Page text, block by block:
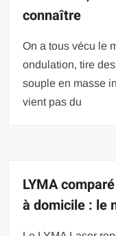
connaître
On a tous vécu le
ondulation, tire
souple en masse
vient pas du
LYMA
à domicile : le